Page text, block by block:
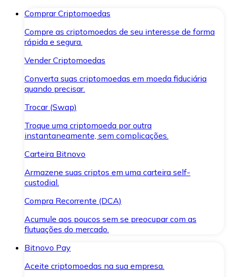
Comprar Criptomoedas
Compre as criptomoedas de seu interesse de forma
rápida e segura.
Vender Criptomoedas
Converta suas criptomoedas em moeda fiduciária
quando precisar.
Trocar (Swap)
Troque uma criptomoeda por outra
instantaneamente, sem complicações.
Carteira Bitnovo
Armazene suas criptos em uma carteira self-
custodial.
Compra Recorrente (DCA)
Acumule aos poucos sem se preocupar com as
flutuações do mercado.
Bitnovo Pay
Aceite criptomoedas na sua empresa.